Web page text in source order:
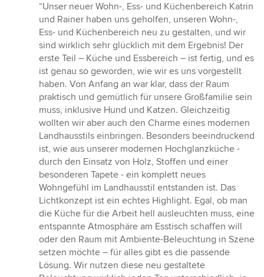
Bewertung:
5
von
5
Sternen
“Unser neuer Wohn-, Ess- und Küchenbereich Katrin
und Rainer haben uns geholfen, unseren Wohn-,
Ess- und Küchenbereich neu zu gestalten, und wir
sind wirklich sehr glücklich mit dem Ergebnis! Der
erste Teil – Küche und Essbereich – ist fertig, und es
ist genau so geworden, wie wir es uns vorgestellt
haben. Von Anfang an war klar, dass der Raum
praktisch und gemütlich für unsere Großfamilie sein
muss, inklusive Hund und Katzen. Gleichzeitig
wollten wir aber auch den Charme eines modernen
Landhausstils einbringen. Besonders beeindruckend
ist, wie aus unserer modernen Hochglanzküche -
durch den Einsatz von Holz, Stoffen und einer
besonderen Tapete - ein komplett neues
Wohngefühl im Landhausstil entstanden ist. Das
Lichtkonzept ist ein echtes Highlight. Egal, ob man
die Küche für die Arbeit hell ausleuchten muss, eine
entspannte Atmosphäre am Esstisch schaffen will
oder den Raum mit Ambiente-Beleuchtung in Szene
setzen möchte – für alles gibt es die passende
Lösung. Wir nutzen diese neu gestaltete